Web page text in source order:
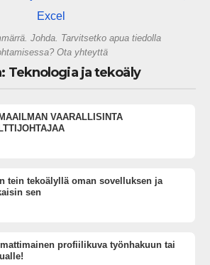
Johda. Tarvitsetko apua tiedolla
Ota yhteyttä
Teknologia ja tekoäly
VAARALLISINTA
tein tekoälyllä oman sovelluksen ja
sen
profiilikuva työnhakuun tai